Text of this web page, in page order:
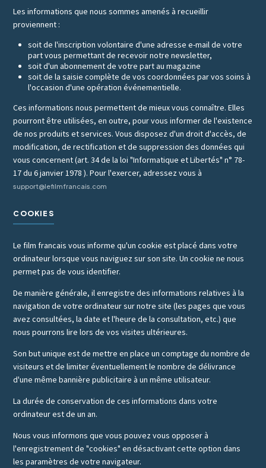
Les informations que nous sommes amenés à recueillir
proviennent :
soit de l'inscription volontaire d'une adresse e-mail de votre
part vous permettant de recevoir notre newsletter,
soit d'un abonnement de votre part au magazine
soit de la saisie complète de vos coordonnées par vos soins à
l'occasion d'une opération événementielle.
Ces informations nous permettent de mieux vous connaître. Elles
pourront être utilisées, en outre, pour vous informer de l'existence
de nos produits et services. Vous disposez d'un droit d'accès, de
modification, de rectification et de suppression des données qui
vous concernent (art. 34 de la loi "Informatique et Libertés" n° 78-
17 du 6 janvier 1978 ). Pour l'exercer, adressez vous à
support@lefilmfrancais.com
COOKIES
Le film francais vous informe qu'un cookie est placé dans votre
ordinateur lorsque vous naviguez sur son site. Un cookie ne nous
permet pas de vous identifier.
De manière générale, il enregistre des informations relatives à la
navigation de votre ordinateur sur notre site (les pages que vous
avez consultées, la date et l'heure de la consultation, etc.) que
nous pourrons lire lors de vos visites ultérieures.
Son but unique est de mettre en place un comptage du nombre de
visiteurs et de limiter éventuellement le nombre de délivrance
d'une même bannière publicitaire à un même utilisateur.
La durée de conservation de ces informations dans votre
ordinateur est de un an.
Nous vous informons que vous pouvez vous opposer à
l'enregistrement de "cookies" en désactivant cette option dans
les paramètres de votre navigateur.